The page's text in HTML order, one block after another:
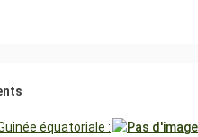
équatoriale :